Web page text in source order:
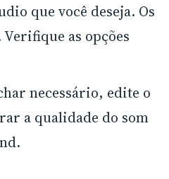
que você deseja. Os
as opções
necessário, edite o
a qualidade do som